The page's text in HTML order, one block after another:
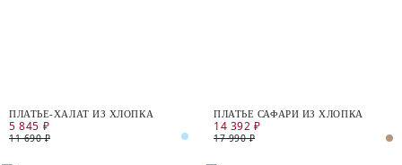
ПЛАТЬЕ-ХАЛАТ ИЗ ХЛОПКА
5 845 ₽
11 690 ₽
ПЛАТЬЕ САФАРИ ИЗ ХЛОПКА
14 392 ₽
17 990 ₽